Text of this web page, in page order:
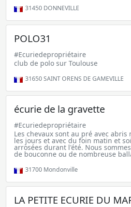
31450 DONNEVILLE
POLO31
#Ecuriedepropriétaire
club de polo sur Toulouse
31650SAINT ORENS DE GAMEVILLE
écurie de la gravette
#Ecuriedepropriétaire
Les chevaux sont au pré avec
les jours et avec du foin matin et
arrosées durant l'été. Nous
de bouconne ou de nombreuse
31700 Mondonville
LA PETITE ECURIE DU